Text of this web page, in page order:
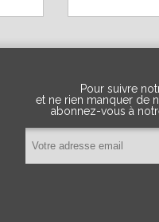
Pour suivre
et ne rien manquer de
abonnez-vous à